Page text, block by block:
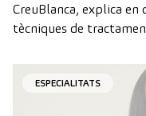
CreuBlanca, explica
tècniques de
ESPECIALITATS